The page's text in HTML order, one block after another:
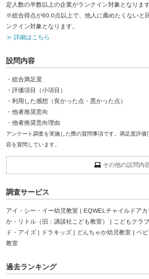
定人数の半数以上の企業がランクイン対象となります
※総合得点が60.0点以上で、他人に薦めたくないと
ンクイン対象となります。
≫ 詳細はこちら
設問内容
・総合満足度
・評価項目（小項目）
・利用した感想（良かった点・悪かった点）
・他者推奨意向
・他者推奨意向理由
アンケート調査を実施した際の質問事項です。満足度評
容を質問しています。
その他の設問内
調査サービス
アイ・シー・イー幼児教室 | EQWELチャイルドア
か・リトル（旧：講談社こども教室） | こどもクラ
ド・アイズ | ドラキッズ | どんちゃか幼児教室 | ベ
教室
過去ランキング